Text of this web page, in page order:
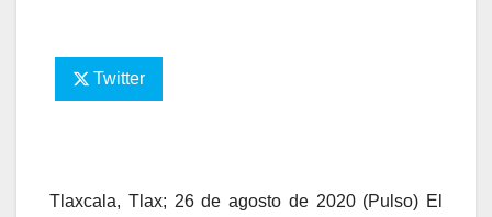
Twitter
Tlaxcala, Tlax; 26 de agosto de 2020 (Pulso) El